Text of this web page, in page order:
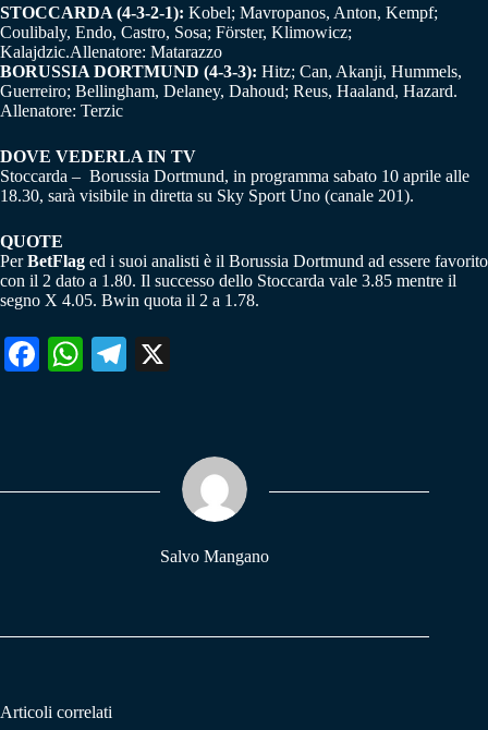
STOCCARDA (4-3-2-1): Kobel; Mavropanos, Anton, Kempf;
Coulibaly, Endo, Castro, Sosa; Förster, Klimowicz;
Kalajdzic.Allenatore: Matarazzo
BORUSSIA DORTMUND (4-3-3): Hitz; Can, Akanji, Hummels,
Guerreiro; Bellingham, Delaney, Dahoud; Reus, Haaland, Hazard.
Allenatore: Terzic
DOVE VEDERLA IN TV
Stoccarda – Borussia Dortmund, in programma sabato 10 aprile alle
18.30, sarà visibile in diretta su Sky Sport Uno (canale 201).
QUOTE
PerBetFlag ed i suoi analisti è il Borussia Dortmund ad essere favorito
con il 2 dato a 1.80. Il successo dello Stoccarda vale 3.85 mentre il
segno X 4.05. Bwin quota il 2 a 1.78.
Fa W
pp
Te
m
Salvo Mangano
Articoli correlati